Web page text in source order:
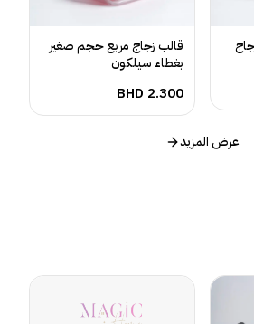
قالب زجاج مربع حجم صغير
بغطاء سيلكون
BHD 2.300
عرض المزيد